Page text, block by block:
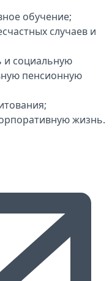
обучение;
случаев и
социальную
пенсионную
жизнь.